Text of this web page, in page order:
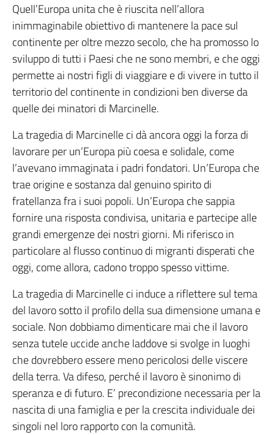
Quell’Europa unita che è riuscita nell’allora
inimmaginabile obiettivo di mantenere la pace sul
continente per oltre mezzo secolo, che ha promosso lo
sviluppo di tutti i Paesi che ne sono membri, e che oggi
permette ai nostri figli di viaggiare e di vivere in tutto il
territorio del continente in condizioni ben diverse da
quelle dei minatori di Marcinelle.
La tragedia di Marcinelle ci dà ancora oggi la forza di
lavorare per un’Europa più coesa e solidale, come
l’avevano immaginata i padri fondatori. Un’Europa che
trae origine e sostanza dal genuino spirito di
fratellanza fra i suoi popoli. Un’Europa che sappia
fornire una risposta condivisa, unitaria e partecipe alle
grandi emergenze dei nostri giorni. Mi riferisco in
particolare al flusso continuo di migranti disperati che
oggi, come allora, cadono troppo spesso vittime.
La tragedia di Marcinelle ci induce a riflettere sul tema
del lavoro sotto il profilo della sua dimensione umana e
sociale. Non dobbiamo dimenticare mai che il lavoro
senza tutele uccide anche laddove si svolge in luoghi
che dovrebbero essere meno pericolosi delle viscere
della terra. Va difeso, perché il lavoro è sinonimo di
speranza e di futuro. E’ precondizione necessaria per la
nascita di una famiglia e per la crescita individuale dei
singoli nel loro rapporto con la comunità.